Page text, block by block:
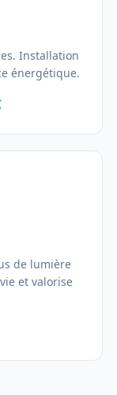
Installation
énergétique.
de lumière
et valorise